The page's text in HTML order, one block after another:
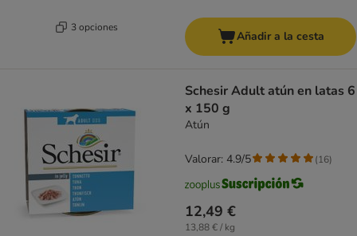
3 opciones
Añadir a la cesta
Schesir Adult atún en latas 6
x 150 g
Atún
12,49 €
13,88 € / kg
Valorar: 4.9/5 (16)